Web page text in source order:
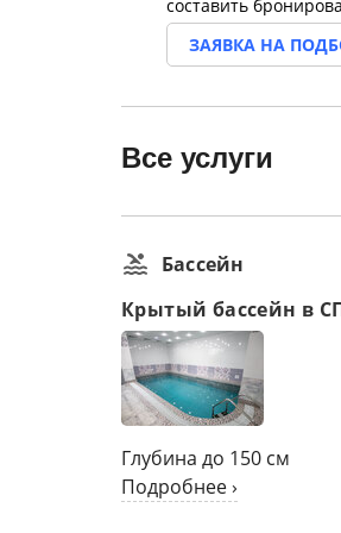
составить
ЗАЯВКА НА
Все услуги
Бассейн
Крытый бассейн в
Глубина до 150 см
Подробнее ›